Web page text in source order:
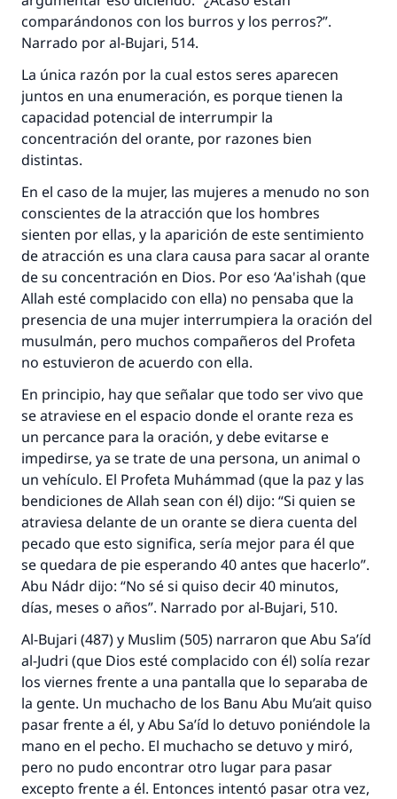
comparándonos con los burros y los perros?”.
Narrado por al-Bujari, 514.
La única razón por la cual estos seres aparecen
juntos en una enumeración, es porque tienen la
capacidad potencial de interrumpir la
concentración del orante, por razones bien
distintas.
En el caso de la mujer, las mujeres a menudo no son
conscientes de la atracción que los hombres
sienten por ellas, y la aparición de este sentimiento
de atracción es una clara causa para sacar al orante
de su concentración en Dios. Por eso ‘Aa'ishah (que
Allah esté complacido con ella) no pensaba que la
presencia de una mujer interrumpiera la oración del
musulmán, pero muchos compañeros del Profeta
no estuvieron de acuerdo con ella.
En principio, hay que señalar que todo ser vivo que
se atraviese en el espacio donde el orante reza es
un percance para la oración, y debe evitarse e
impedirse, ya se trate de una persona, un animal o
un vehículo. El Profeta Muhámmad (que la paz y las
bendiciones de Allah sean con él) dijo: “Si quien se
atraviesa delante de un orante se diera cuenta del
pecado que esto significa, sería mejor para él que
se quedara de pie esperando 40 antes que hacerlo”.
Abu Nádr dijo: “No sé si quiso decir 40 minutos,
días, meses o años”. Narrado por al-Bujari, 510.
Al-Bujari (487) y Muslim (505) narraron que Abu Sa’íd
al-Judri (que Dios esté complacido con él) solía rezar
los viernes frente a una pantalla que lo separaba de
la gente. Un muchacho de los Banu Abu Mu’ait quiso
pasar frente a él, y Abu Sa’íd lo detuvo poniéndole la
mano en el pecho. El muchacho se detuvo y miró,
pero no pudo encontrar otro lugar para pasar
excepto frente a él. Entonces intentó pasar otra vez,